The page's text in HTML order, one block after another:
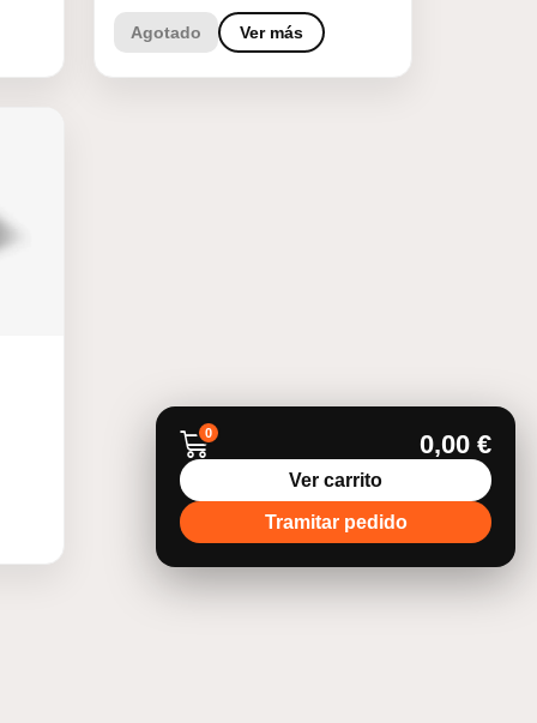
Agotado Ver más
0 0,00 €
Ver carrito
Tramitar pedido